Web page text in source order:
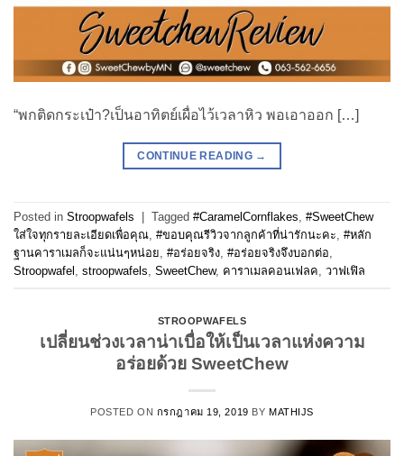
“พกติดกระเป๋า?เป็นอาทิตย์เผื่อไว้เวลาหิว พอเอาออก […]
CONTINUE READING →
Posted in Stroopwafels Tagged #CaramelCornflakes, #SweetChew
ใส่ใจทุกรายละเอียดเพื่อคุณ, #ขอบคุณรีวิวจากลูกค้าที่น่ารักนะคะ, #หลัก
ฐานคาราเมลก็จะแน่นๆหน่อย, #อร่อยจริง, #อร่อยจริงจึงบอกต่อ,
Stroopwafel , stroopwafels, SweetChew, คาราเมลคอนเฟลค, วาฟเฟิล
STROOPWAFELS
เปลี่ยนช่วงเวลาน่าเบื่อให้เป็นเวลาแห่งความ
อร่อยด้วย SweetChew
POSTED ON กรกฎาคม 19, 2019 BY MATHIJS